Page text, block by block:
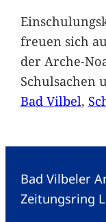
freuen sich
der Arche-
Schulsachen
Bad Vilbel,
Bad Vilbeler
Zeitungsring